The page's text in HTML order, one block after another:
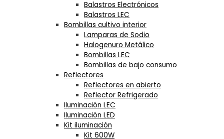
Balastros Electrónicos
Balastros LEC
Bombillas cultivo interior
Lamparas de Sodio
Halogenuro Metálico
Bombillas LEC
Bombillas de bajo consumo
Reflectores
Reflectores en abierto
Reflector Refrigerado
Iluminación LEC
Iluminación LED
Kit iluminación
Kit 600W